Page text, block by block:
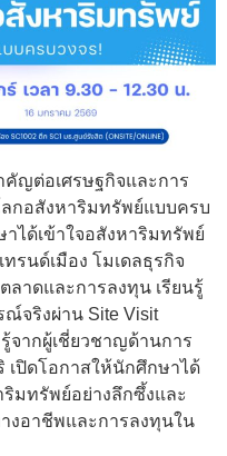
ญต่อเศรษฐกิจและการ
ลกอสังหาริมทรัพย์แบบครบ
ได้เข้าใจอสังหาริมทรัพย์
รนด์เมือง โมเดลธุรกิจ
ลาดและการลงทุน เรียนรู้
จริงผ่าน Site Visit
จากผู้เชี่ยวชาญด้านการ
เปิดโอกาสให้นักศึกษาได้
มทรัพย์อย่างลึกซึ้งและ
งอาชีพและการลงทุนใน